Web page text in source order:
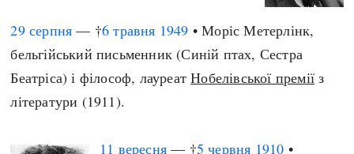
29 серпня — †6 травня 1949 • Моріс Метерлінк,
бельгійський письменник (Синій птах, Сестра
Беатріса) і філософ, лауреатНобелівської премії з
літератури (1911).
11 вересня — †5 червня 1910 •